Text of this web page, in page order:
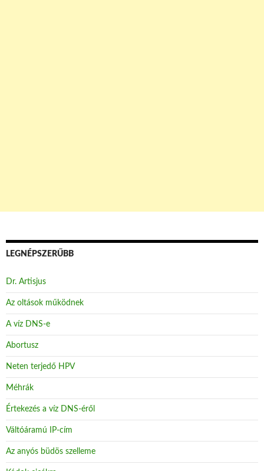
LEGNÉPSZERŰBB
Dr. Artisjus
Az oltások működnek
A víz DNS-e
Abortusz
Neten terjedő HPV
Méhrák
Értekezés a víz DNS-éről
Váltóáramú IP-cím
Az anyós büdös szelleme